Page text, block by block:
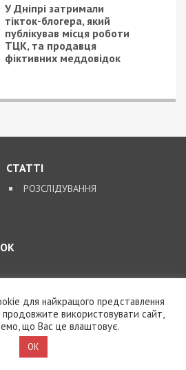
У Дніпрі затримали
тікток-блогера, який
публікував місця роботи
ТЦК, та продавця
фіктивних меддовідок
СТАТТІ
РОЗСЛІДУВАННЯ
ВСІ ПРАВА ЗАХИЩЕНІ
для найкращого представлення
використовувати сайт,
що Вас це влаштовує.
OK